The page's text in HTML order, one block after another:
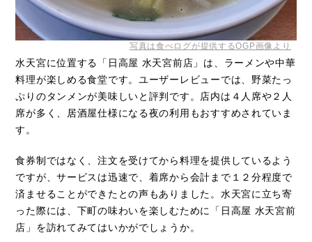
写真は食べログが提供するOGP画像より
水天宮に位置する「日高屋 水天宮前店」は、ラーメンや中華
料理が楽しめる食堂です。ユーザーレビューでは、野菜たっ
ぷりのタンメンが美味しいと評判です。店内は４人席や２人
席が多く、居酒屋仕様になる夜の利用もおすすめされていま
す。
食券制ではなく、注文を受けてから料理を提供しているよう
ですが、サービスは迅速で、着席から会計まで１２分程度で
済ませることができたとの声もありました。水天宮に立ち寄
った際には、下町の味わいを楽しむために「日高屋 水天宮前
店」を訪れてみてはいかがでしょうか。